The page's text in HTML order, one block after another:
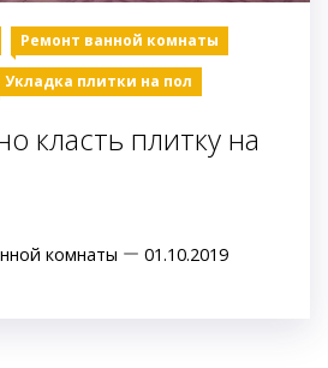
Ремонт ванной комнаты
Укладка плитки на пол
класть плитку на
комнаты 01.10.2019